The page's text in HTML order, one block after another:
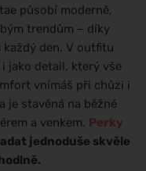
působí moderně,
trendům – díky
den. V outfitu
jako detail, který vše
vnímáš při chůzi i
je stavěná na běžné
a venkem. Perky
jednoduše skvěle